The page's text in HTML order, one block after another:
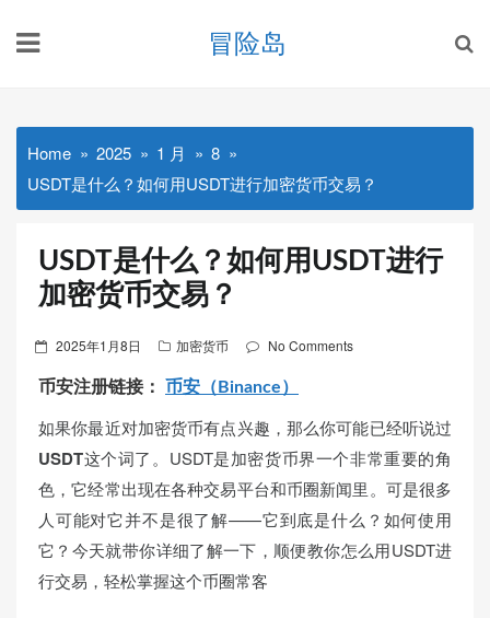
冒险岛
Home 2025 1 月
8
USDT是什么？如何用USDT进行加密货币交易？
USDT是什么？如何用USDT进行
加密货币交易？
Posted
2025年1月8日 加密货币 No Comments
币安注册链接： 币安（Binance）
如果你最近对加密货币有点兴趣，那么你可能已经听说过
USDT这个词了。USDT是加密货币界一个非常重要的角
色，它经常出现在各种交易平台和币圈新闻里。可是很多
人可能对它并不是很了解——它到底是什么？如何使用
它？今天就带你详细了解一下，顺便教你怎么用USDT进
行交易，轻松掌握这个币圈常客